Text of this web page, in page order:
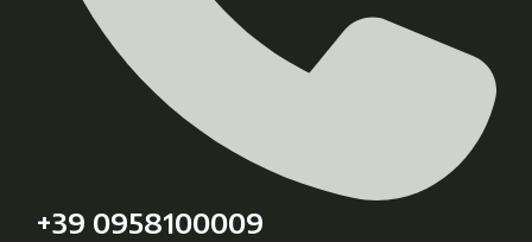
+39 0958100009